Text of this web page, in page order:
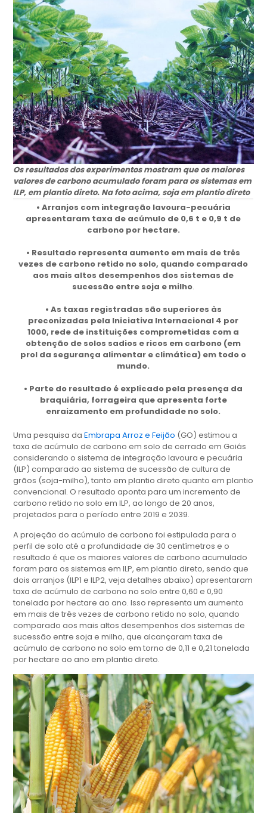
Os resultados dos experimentos mostram que os maiores
valores de carbono acumulado foram para os sistemas em
ILP, em plantio direto. Na foto acima, soja em plantio direto
• Arranjos com integração lavoura-pecuária
apresentaram taxa de acúmulo de 0,6 t e 0,9 t de
carbono por hectare.
• Resultado representa aumento em mais de três
vezes de carbono retido no solo, quando comparado
aos mais altos desempenhos dos sistemas de
sucessão entre soja e milho.
• As taxas registradas são superiores às
preconizadas pela Iniciativa Internacional 4 por
1000, rede de instituições comprometidas com a
obtenção de solos sadios e ricos em carbono (em
prol da segurança alimentar e climática) em todo o
mundo.
• Parte do resultado é explicado pela presença da
braquiária, forrageira que apresenta forte
enraizamento em profundidade no solo.
Uma pesquisa daEmbrapa Arroz e Feijão (GO) estimou a
taxa de acúmulo de carbono em solo de cerrado em Goiás
considerando o sistema de integração lavoura e pecuária
(ILP) comparado ao sistema de sucessão de cultura de
grãos (soja-milho), tanto em plantio direto quanto em plantio
convencional. O resultado aponta para um incremento de
carbono retido no solo em ILP, ao longo de 20 anos,
projetados para o período entre 2019 e 2039.
A projeção do acúmulo de carbono foi estipulada para o
perfil de solo até a profundidade de 30 centímetros e o
resultado é que os maiores valores de carbono acumulado
foram para os sistemas em ILP, em plantio direto, sendo que
dois arranjos (ILP1 e ILP2, veja detalhes abaixo) apresentaram
taxa de acúmulo de carbono no solo entre 0,60 e 0,90
tonelada por hectare ao ano. Isso representa um aumento
em mais de três vezes de carbono retido no solo, quando
comparado aos mais altos desempenhos dos sistemas de
sucessão entre soja e milho, que alcançaram taxa de
acúmulo de carbono no solo em torno de 0,11 e 0,21 tonelada
por hectare ao ano em plantio direto.